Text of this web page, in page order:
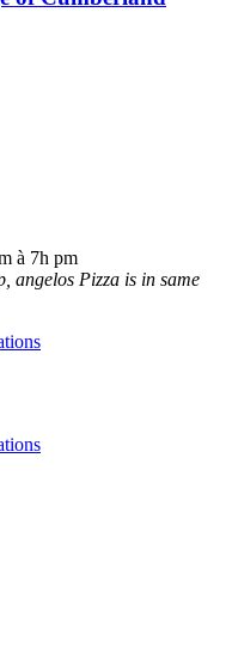
à 7h pm
angelos Pizza is in same